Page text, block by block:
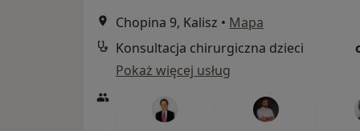
Chopina 9, Kalisz • Mapa
Konsultacja chirurgiczna dzieci
Pokaż więcej usług